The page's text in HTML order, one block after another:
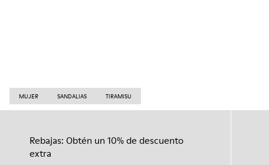
MUJER SANDALIAS TIRAMISU
Rebajas: Obtén un 10% de descuento
extra